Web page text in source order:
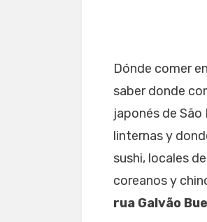
Dónde comer en
saber donde
japonés de
linternas y
sushi, locales
coreanos y
rua Galvão